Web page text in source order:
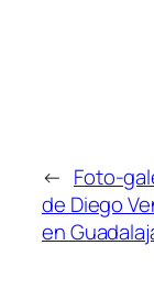
← Foto-
de Diego
en